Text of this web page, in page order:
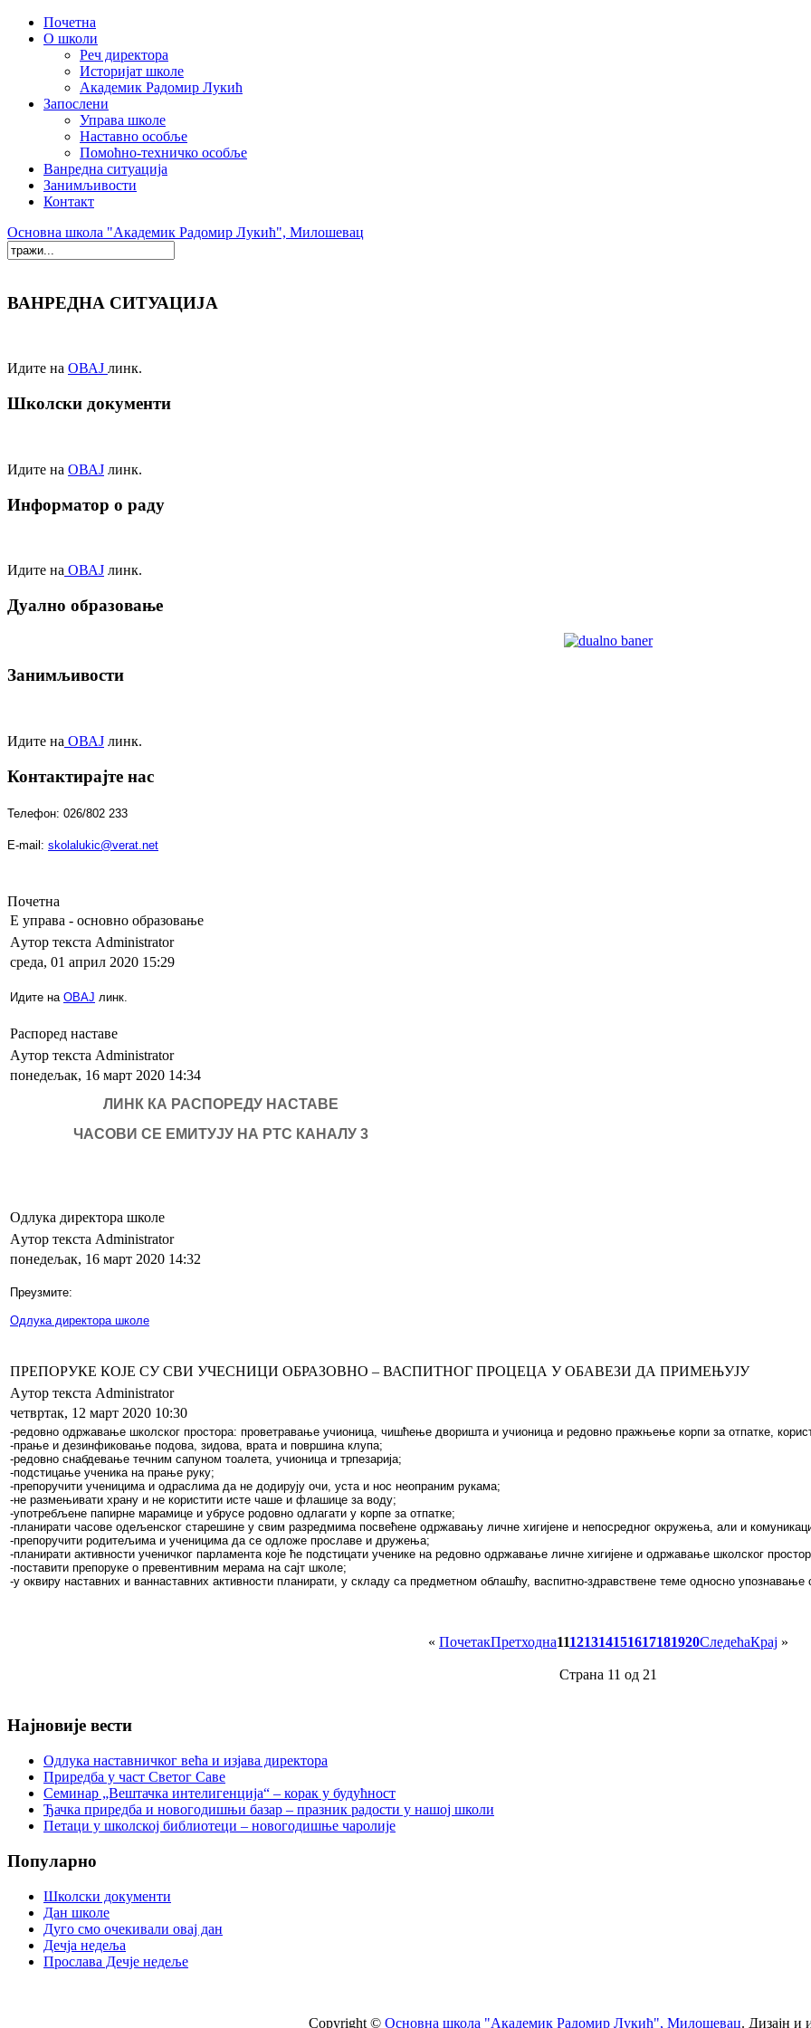
Почетна
О школи
Реч директора
Историјат школе
Академик Радомир Лукић
Запослени
Управа школе
Наставно особље
Помоћно-техничко особље
Ванредна ситуација
Занимљивости
Контакт
Основна школа "Академик Радомир Лукић", Милошевац
ВАНРЕДНА СИТУАЦИЈА
Идите на ОВАЈ линк.
Школски документи
Идите на ОВАЈ линк.
Информатор о раду
Идите на ОВАЈ линк.
Дуално образовање
Занимљивости
Идите на ОВАЈ линк.
Контактирајте нас
Телефон: 026/802 233
E-mail: skolalukic@verat.net
Почетна
Е управа - основно образовање
Aутор текста Administrator
среда, 01 април 2020 15:29
Идите на ОВАЈ линк.
Распоред наставе
Aутор текста Administrator
понедељак, 16 март 2020 14:34
ЛИНК КА РАСПОРЕДУ НАСТАВЕ
ЧАСОВИ СЕ ЕМИТУЈУ НА РТС КАНАЛУ 3
Одлука директора школе
Aутор текста Administrator
понедељак, 16 март 2020 14:32
Преузмите:
Одлука директора школе
ПРЕПОРУКЕ КОЈЕ СУ СВИ УЧЕСНИЦИ ОБРАЗОВНО – ВАСПИТНОГ ПРОЦЕЦА У ОБАВЕЗИ ДА ПРИМЕЊУЈУ
Aутор текста Administrator
четвртак, 12 март 2020 10:30
-редовно одржавање школског простора: проветравање учионица, чишћење дворишта и учионица и редовно пражњење корпи за отпатке,
-прање и дезинфиковање подова, зидова, врата и површина клупа;
-редовно снабдевање течним сапуном тоалета, учионица и трпезарија;
-подстицање ученика на прање руку;
-препоручити ученицима и одраслима да не додирују очи, уста и нос неопраним рукама;
-не размењивати храну и не користити исте чаше и флашице за воду;
-употребљене папирне марамице и убрусе родовно одлагати у корпе за отпатке;
-планирати часове одељенског старешине у свим разредмима посвећене одржавању личне хигијене и непосредног окружења, али и
-препоручити родитељима и ученицима да се одложе прославе и дружења;
-планирати активности ученичког парламента које ће подстицати ученике на редовно одржавање личне хигијене и одржавање школског
-поставити препоруке о превентивним мерама на сајт школе;
-у оквиру наставних и ваннаставних активности планирати, у складу са предметном облашћу, васпитно-здравствене теме односно
« ПочетакПретходна11121314151617181920СледећаКрај »
Страна 11 од 21
Најновије вести
Oдлука наставничког већа и изјава директора
Приредба у част Светог Саве
Семинар „Вештачка интелигенција“ – корак у будућност
Ђачка приредба и новогодишњи базар – празник радости у нашој школи
Петаци у школској библиотеци – новогодишње чаролије
Популарно
Школски документи
Дан школе
Дуго смо очекивали овај дан
Дечја недеља
Прослава Дечје недеље
Copyright © Oсновна школа "Академик Радомир Лукић", Милошевац. Дизајн и